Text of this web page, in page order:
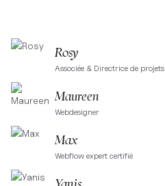
Rosy
Associée & Directrice de projets
Maureen
Webdesigner
Max
Webflow expert certifié